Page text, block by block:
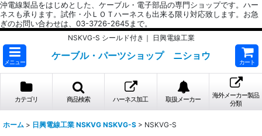
沖電線製品をはじめとした、ケーブル・電子部品の専門ショップです。ハー
ネスも承ります。試作・小ＬＯＴハーネスも出来る限り対応致します。お急
ぎのお問い合わせは、03-3726-2645まで。
NSKVG-S シールド付き｜ 日興電線工業
メニュー
ケーブル・パーツショップ ニショウ
カート
カテゴリ 商品検索 ハーネス加工 取扱メーカー
海外メーカー製品
分類
ホーム > 日興電線工業 NSKVG NSKVG-S > NSKVG-S